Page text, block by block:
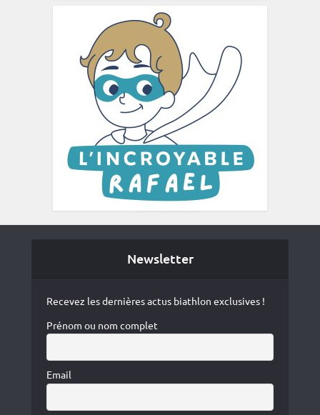
Newsletter
Recevez les dernières actus biathlon exclusives !
Prénom ou nom complet
Email